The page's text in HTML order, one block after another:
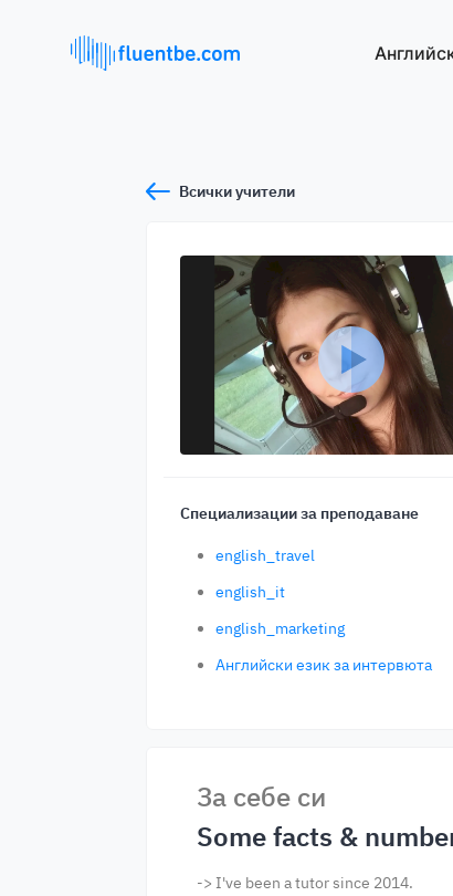
Всички учители
Специализации за преподаване
english_travel
english_it
english_marketing
Английски език за интервюта
За себе си
Some facts &
-> I've been a tutor since 2014.